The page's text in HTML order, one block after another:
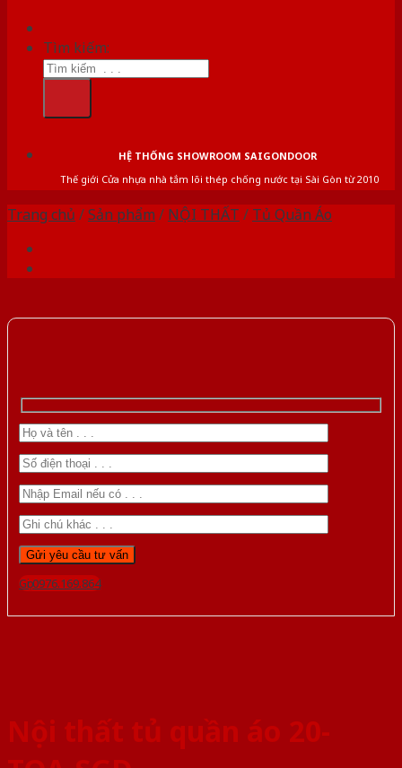
Tìm kiếm:
HỆ THỐNG SHOWROOM SAIGONDOOR
Thế giới Cửa nhựa nhà tắm lõi thép chống nước tại Sài Gòn từ 2010
Trang chủ /Sản phẩm / NỘI THẤT / Tủ Quần Áo
Gọi 0976.169.864
Nội thất tủ quần áo 20-